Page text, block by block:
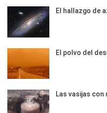
El hallazgo de
El polvo del
Las vasijas